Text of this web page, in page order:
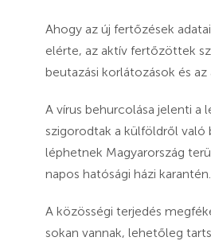
Ahogy az új fertőzések
elérte, az aktív fertőzöttek
beutazási korlátozások és
A vírus behurcolása jelenti a
szigorodtak a külföldről való
léphetnek Magyarország
napos hatósági házi karantén.
A közösségi terjedés
sokan vannak, lehetőleg